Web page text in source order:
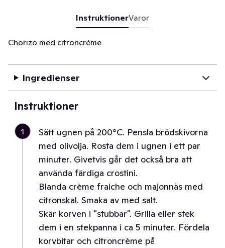
InstruktionerVaror
Chorizo med citroncréme
Ingredienser
Instruktioner
1
Sätt ugnen på 200°C. Pensla brödskivorna
med olivolja. Rosta dem i ugnen i ett par
minuter. Givetvis går det också bra att
använda färdiga crostini.
Blanda crème fraiche och majonnäs med
citronskal. Smaka av med salt.
Skär korven i "stubbar". Grilla eller stek
dem i en stekpanna i ca 5 minuter. Fördela
korvbitar och citroncrème på